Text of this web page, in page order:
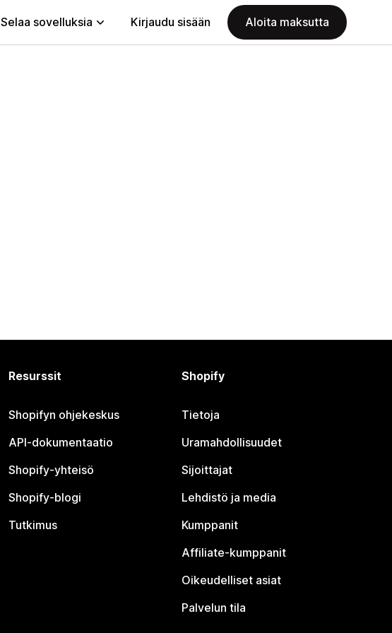
Selaa sovelluksia Kirjaudu sisään Aloita maksutta
Resurssit
Shopifyn ohjekeskus
API-dokumentaatio
Shopify-yhteisö
Shopify-blogi
Tutkimus
Shopify
Tietoja
Uramahdollisuudet
Sijoittajat
Lehdistö ja media
Kumppanit
Affiliate-kumppanit
Oikeudelliset asiat
Palvelun tila